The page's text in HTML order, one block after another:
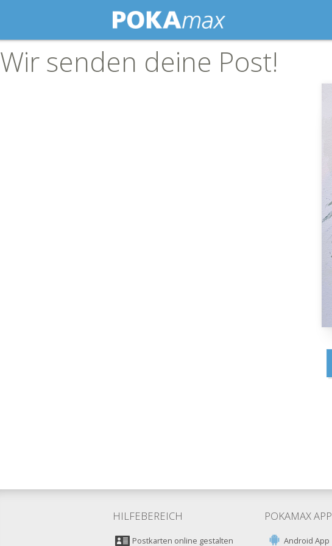
Wir senden deine Post!
HILFEBEREICH
Postkarten online gestalten
POKAMAX APP
Android App